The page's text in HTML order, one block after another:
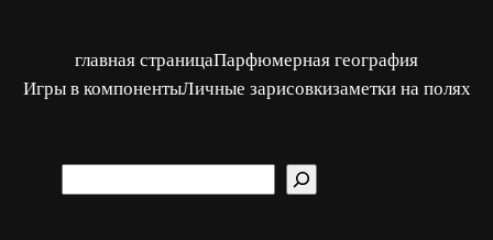
главная страницаПарфюмерная география
Игры в компонентыЛичные зарисовкизаметки на полях